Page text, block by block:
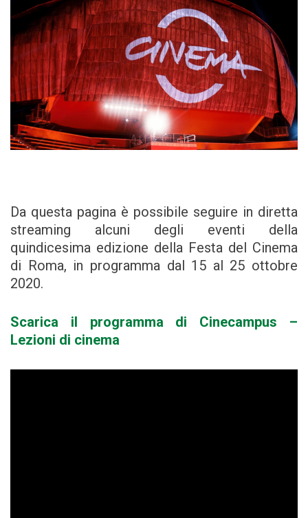
Da questa pagina è possibile seguire in diretta
streaming alcuni degli eventi della
quindicesima edizione della Festa del Cinema
di Roma, in programma dal 15 al 25 ottobre
2020.
Scarica il programma di Cinecampus –
Lezioni di cinema